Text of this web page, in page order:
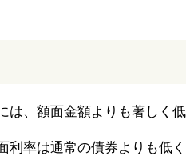
は、額面金額よりも著しく
利率は通常の債券よりも低